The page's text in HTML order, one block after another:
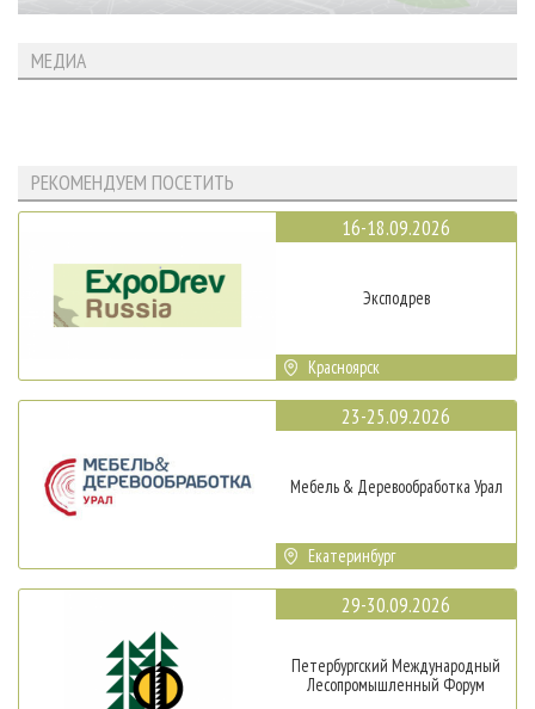
МЕДИА
РЕКОМЕНДУЕМ ПОСЕТИТЬ
16-18.09.2026
Эксподрев
Красноярск
23-25.09.2026
Мебель & Деревообработка Урал
Екатеринбург
29-30.09.2026
Петербургский Международный
Лесопромышленный Форум